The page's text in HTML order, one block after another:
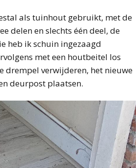
als tuinhout gebruikt, met de
delen en slechts één deel, de
heb ik schuin ingezaagd
met een houtbeitel los
drempel verwijderen, het nieuwe
deurpost plaatsen.